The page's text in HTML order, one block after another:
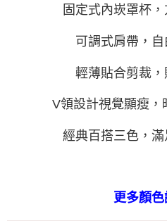
固定式內崁罩杯
可調式肩帶，
輕薄貼合剪裁
V領設計視覺顯瘦，
經典百搭三色，
更多顏